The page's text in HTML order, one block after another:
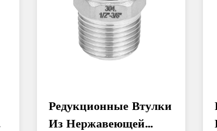
Редукционные Втулки
Из Нержавеющей